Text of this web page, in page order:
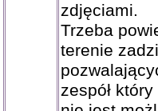
zdjęciami.
Trzeba
terenie
zespół